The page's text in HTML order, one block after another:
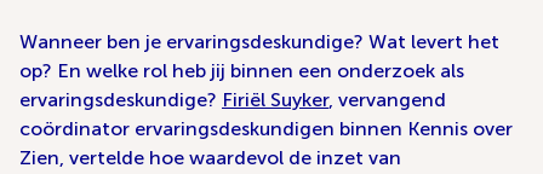
Wanneer ben je ervaringsdeskundige? Wat levert het
op? En welke rol heb jij binnen een onderzoek als
ervaringsdeskundige? Firiël Suyker, vervangend
coördinator ervaringsdeskundigen binnen Kennis over
Zien, vertelde hoe waardevol de inzet van